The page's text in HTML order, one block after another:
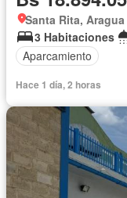
Santa Rita, Aragua
3 Habitaciones
Aparcamiento
Hace 1 día, 2 horas